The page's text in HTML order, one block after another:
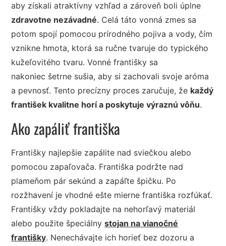
aby získali atraktívny vzhľad a zároveň boli úplne
zdravotne nezávadné. Celá táto vonná zmes sa
potom spojí pomocou prírodného pojiva a vody, čím
vznikne hmota, ktorá sa ručne tvaruje do typického
kužeľovitého tvaru. Vonné františky sa
nakoniec šetrne sušia, aby si zachovali svoje aróma
a pevnosť. Tento precízny proces zaručuje, že každý
františek kvalitne horí a poskytuje výraznú vôňu.
Ako zapáliť františka
Františky najlepšie zapálite nad sviečkou alebo
pomocou zapaľovača. Františka podržte nad
plameňom pár sekúnd a zapáľte špičku. Po
rozžhavení je vhodné ešte mierne františka rozfúkať.
Františky vždy pokladajte na nehorľavý materiál
alebo použite špeciálnystojan na vianočné
františky. Nenechávajte ich horieť bez dozoru a